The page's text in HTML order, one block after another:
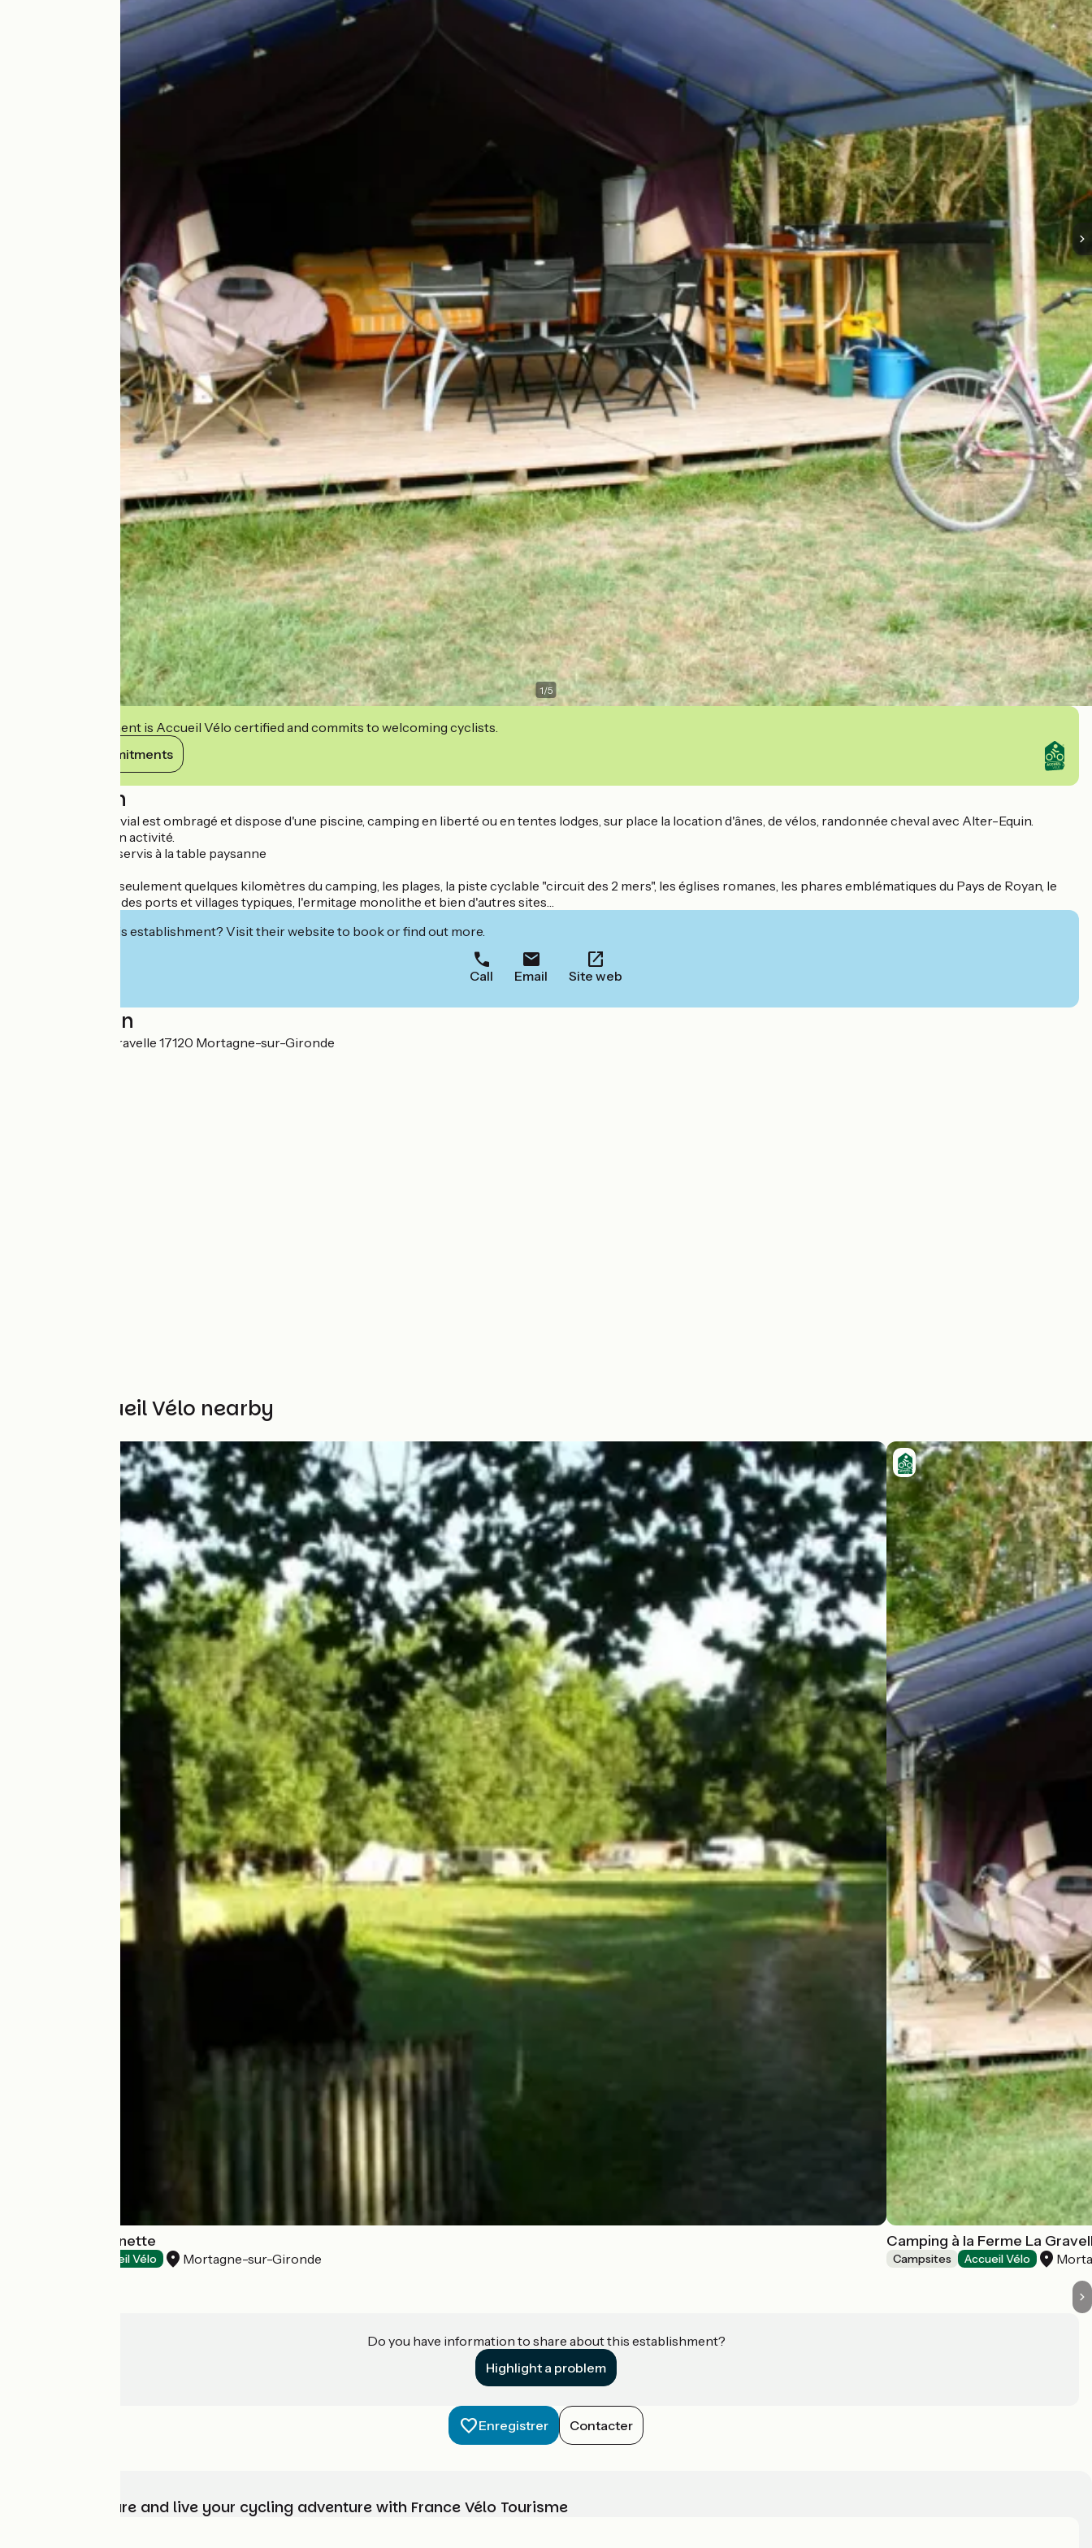
1/5
This establishment is Accueil Vélo certified and commits to welcoming cyclists.
View its commitments
Description
Ce camping convivial est ombragé et dispose d'une piscine, camping en liberté ou en tentes lodges, sur place la location d'ânes, de vélos, randonnée cheval avec Alter-Equin.
La ferme bio est en activité.
Épicerie et repas servis à la table paysanne
Vous trouverez, à seulement quelques kilomètres du camping, les plages, la piste cyclable "circuit des 2 mers", les églises romanes, les phares emblématiques du Pays de Royan, le
zoo de la Palmyre, des ports et villages typiques, l'ermitage monolithe et bien d'autres sites…
Interested in this establishment? Visit their website to book or find out more.
Call Email Site web
Localisation
8 domaine de la Gravelle 17120 Mortagne-sur-Gironde
Other Accueil Vélo nearby
Camping La Rainette
Accueil Vélo Mortagne-sur-Gironde
Camping à la Ferme La
Campsites Accueil Vélo
Do you have information to share about this establishment?
Highlight a problem
Enregistrer Contacter
Choose, prepare and live your cycling adventure with France Vélo Tourisme